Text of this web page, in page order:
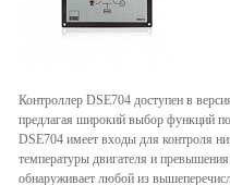
Контроллер DSE704 доступен в
предлагая широкий выбор функций
DSE704 имеет входы для контроля
температуры двигателя и
обнаруживает любой из